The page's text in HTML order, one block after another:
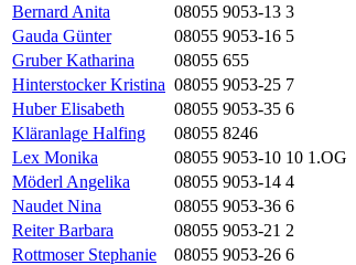
Bernard Anita
08055 9053-13 3
Gauda Günter
08055 9053-16 5
Gruber Katharina
08055 655
Hinterstocker Kristina 08055 9053-25 7
Huber Elisabeth
08055 9053-35 6
Kläranlage Halfing
08055 8246
Lex Monika
08055 9053-10 10 1.OG
Möderl Angelika
08055 9053-14 4
Naudet Nina
08055 9053-36 6
Reiter Barbara
08055 9053-21 2
Rottmoser Stephanie
08055 9053-26 6